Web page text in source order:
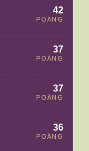
42
POÄNG
37
POÄNG
37
POÄNG
36
POÄNG